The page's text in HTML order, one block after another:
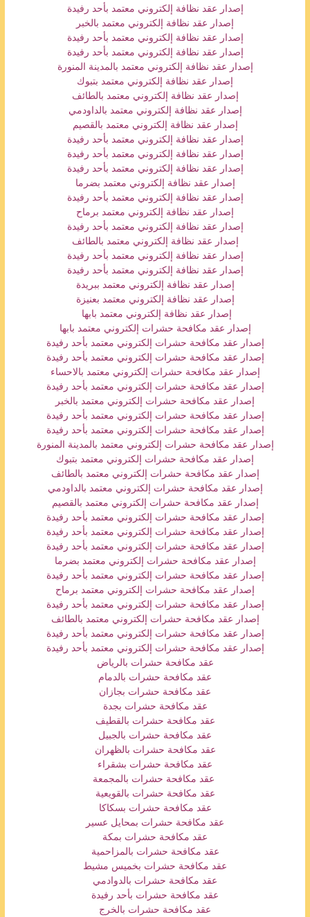
إصدار عقد نظافة إلكتروني معتمد بأحد رفيدة
إصدار عقد نظافة إلكتروني معتمد بالخبر
إصدار عقد نظافة إلكتروني معتمد بأحد رفيدة
إصدار عقد نظافة إلكتروني معتمد بأحد رفيدة
إصدار عقد نظافة إلكتروني معتمد بالمدينة المنورة
إصدار عقد نظافة إلكتروني معتمد بتبوك
إصدار عقد نظافة إلكتروني معتمد بالطائف
إصدار عقد نظافة إلكتروني معتمد بالداودمي
إصدار عقد نظافة إلكتروني معتمد بالقصيم
إصدار عقد نظافة إلكتروني معتمد بأحد رفيدة
إصدار عقد نظافة إلكتروني معتمد بأحد رفيدة
إصدار عقد نظافة إلكتروني معتمد بأحد رفيدة
إصدار عقد نظافة إلكتروني معتمد بضرما
إصدار عقد نظافة إلكتروني معتمد بأحد رفيدة
إصدار عقد نظافة إلكتروني معتمد برماح
إصدار عقد نظافة إلكتروني معتمد بأحد رفيدة
إصدار عقد نظافة إلكتروني معتمد بالطائف
إصدار عقد نظافة إلكتروني معتمد بأحد رفيدة
إصدار عقد نظافة إلكتروني معتمد بأحد رفيدة
إصدار عقد نظافة إلكتروني معتمد ببريدة
إصدار عقد نظافة إلكتروني معتمد بعنيزة
إصدار عقد نظافة إلكتروني معتمد بابها
إصدار عقد مكافحة حشرات إلكتروني معتمد بابها
إصدار عقد مكافحة حشرات إلكتروني معتمد بأحد رفيدة
إصدار عقد مكافحة حشرات إلكتروني معتمد بأحد رفيدة
إصدار عقد مكافحة حشرات إلكتروني معتمد بالاحساء
إصدار عقد مكافحة حشرات إلكتروني معتمد بأحد رفيدة
إصدار عقد مكافحة حشرات إلكتروني معتمد بالخبر
إصدار عقد مكافحة حشرات إلكتروني معتمد بأحد رفيدة
إصدار عقد مكافحة حشرات إلكتروني معتمد بأحد رفيدة
إصدار عقد مكافحة حشرات إلكتروني معتمد بالمدينة المنورة
إصدار عقد مكافحة حشرات إلكتروني معتمد بتبوك
إصدار عقد مكافحة حشرات إلكتروني معتمد بالطائف
إصدار عقد مكافحة حشرات إلكتروني معتمد بالداودمي
إصدار عقد مكافحة حشرات إلكتروني معتمد بالقصيم
إصدار عقد مكافحة حشرات إلكتروني معتمد بأحد رفيدة
إصدار عقد مكافحة حشرات إلكتروني معتمد بأحد رفيدة
إصدار عقد مكافحة حشرات إلكتروني معتمد بأحد رفيدة
إصدار عقد مكافحة حشرات إلكتروني معتمد بضرما
إصدار عقد مكافحة حشرات إلكتروني معتمد بأحد رفيدة
إصدار عقد مكافحة حشرات إلكتروني معتمد برماح
إصدار عقد مكافحة حشرات إلكتروني معتمد بأحد رفيدة
إصدار عقد مكافحة حشرات إلكتروني معتمد بالطائف
إصدار عقد مكافحة حشرات إلكتروني معتمد بأحد رفيدة
إصدار عقد مكافحة حشرات إلكتروني معتمد بأحد رفيدة
عقد مكافحة حشرات بالرياض
عقد مكافحة حشرات بالدمام
عقد مكافحة حشرات بجازان
عقد مكافحة حشرات بجدة
عقد مكافحة حشرات بالقطيف
عقد مكافحة حشرات بالجبيل
عقد مكافحة حشرات بالظهران
عقد مكافحة حشرات بشقراء
عقد مكافحة حشرات بالمجمعة
عقد مكافحة حشرات بالقويعية
عقد مكافحة حشرات بسكاكا
عقد مكافحة حشرات بمحايل عسير
عقد مكافحة حشرات بمكة
عقد مكافحة حشرات بالمزاحمية
عقد مكافحة حشرات بخميس مشيط
عقد مكافحة حشرات بالدوادمي
عقد مكافحة حشرات بأحد رفيدة
عقد مكافحة حشرات بالخرج